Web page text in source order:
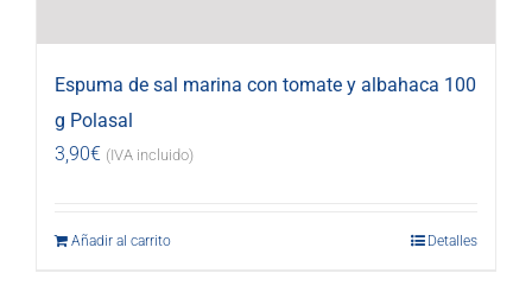
Espuma de sal marina con tomate y albahaca 100
g Polasal
3,90€ (IVA incluido)
Añadir al carrito Detalles